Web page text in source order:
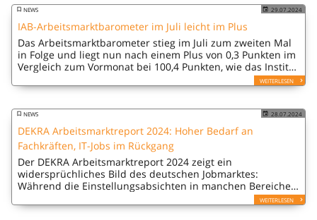
NEWS 29.07.2024
IAB-Arbeitsmarktbarometer im Juli leicht im Plus
Das Arbeitsmarktbarometer stieg im Juli zum zweiten Mal
in Folge und liegt nun nach einem Plus von 0,3 Punkten im
Vergleich zum Vormonat bei 100,4 Punkten, wie das Institut
für Arbeitsmarkt- und Berufsforschung (IAB) berichtet.WEITERLESEN
NEWS 28.07.2024
DEKRA Arbeitsmarktreport 2024: Hoher Bedarf an
Fachkräften, IT-Jobs im Rückgang
Der DEKRA Arbeitsmarktreport 2024 zeigt ein
widersprüchliches Bild des deutschen Jobmarktes:
Während die Einstellungsabsichten in manchen Bereichen
zurückgehen, steigt der Bedarf in anderen weiter.
WEITERLESEN